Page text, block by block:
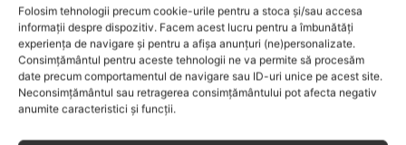
Folosim tehnologii precum cookie-urile pentru a stoca și/sau accesa
informații despre dispozitiv. Facem acest lucru pentru a îmbunătăți
experiența de navigare și pentru a afișa anunțuri (ne)personalizate.
Consimțământul pentru aceste tehnologii ne va permite să procesăm
date precum comportamentul de navigare sau ID-uri unice pe acest site.
Neconsimțământul sau retragerea consimțământului pot afecta negativ
anumite caracteristici și funcții.
fi puşi în temă cu ultimele tendinţe în materie de frumuseţe,
diete şi modă parcurgând atent şi rubricile permanente
începând cu: Rubrici: PĂRINŢI CELEBRI – Cele mai
cunoscute personalităţi mondene vor fi alături de tine
pentru a te îndruma, oferindu-ţi un sfat din experienţa lor
de părinte. SARCINA ŞI NAŞTEREA – este un capitol
destinat celor 9 luni de viaţă intrauterină. Vor fi prezentate
informaţii referitoare la simptomatologia primelor zile de